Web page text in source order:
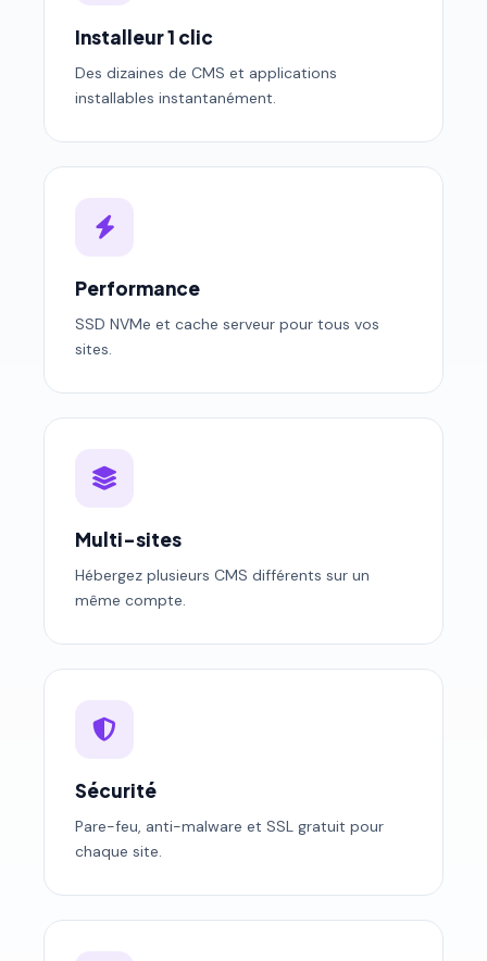
Installeur 1 clic
Des dizaines de CMS et applications
installables instantanément.
Performance
SSD NVMe et cache serveur pour tous vos
sites.
Multi-sites
Hébergez plusieurs CMS différents sur un
même compte.
Sécurité
Pare-feu, anti-malware et SSL gratuit pour
chaque site.